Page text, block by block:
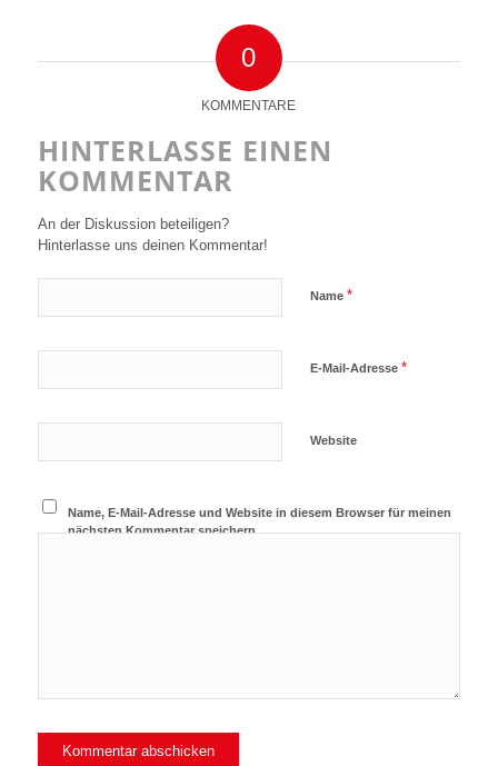
0
KOMMENTARE
HINTERLASSE EINEN
KOMMENTAR
An der Diskussion beteiligen?
Hinterlasse uns deinen Kommentar!
Name *
E-Mail-Adresse *
Website
Name, E-Mail-Adresse und Website in diesem Browser für meinen
nächsten Kommentar speichern.